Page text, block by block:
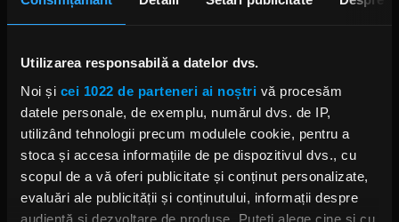
Utilizarea responsabilă a datelor dvs.
Noi și cei 1022 de parteneri ai noștri vă procesăm
datele personale, de exemplu, numărul dvs. de IP,
utilizând tehnologii precum modulele cookie, pentru a
stoca și accesa informațiile de pe dispozitivul dvs., cu
scopul de a vă oferi publicitate și conținut personalizate,
evaluări ale publicității și conținutului, informații despre
audiență și dezvoltare de produse. Puteți alege cine și cu